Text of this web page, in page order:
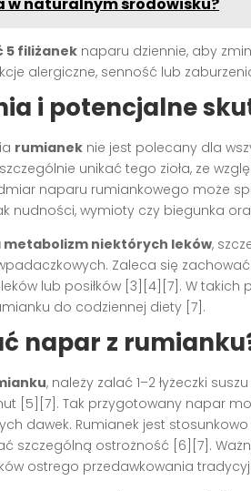
5 filiżanek naparu dziennie, aby
alergiczne, senność lub
i potencjalne
rumianek nie jest polecany dla
unikać tego zioła, ze
naparu rumiankowego może
nudności, wymioty czy biegunka
metabolizm niektórych leków,
Zaleca się
lub posiłków [3][4][7]. W takich
do codziennej diety [7].
napar z
, należy zalać 1–2 łyżeczki
[5][7]. Tak przygotowany napar
dawek. Rumianek jest
szczególną ostrożność [6][7].
ostrego przedawkowania